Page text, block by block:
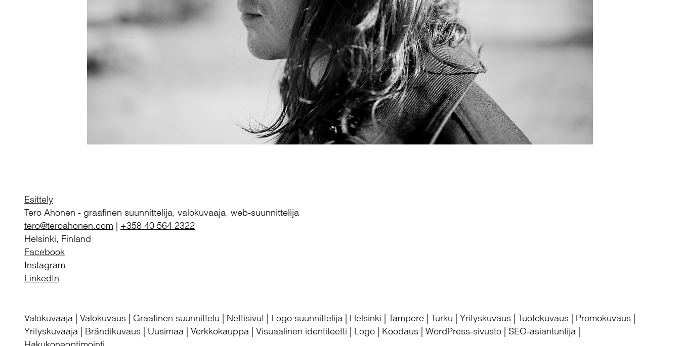
Esittely
Tero Ahonen - graafinen suunnittelija, valokuvaaja, web-suunnittelija
tero@teroahonen.com | +358 40 564 2322
Helsinki, Finland
Facebook
Instagram
LinkedIn
Valokuvaaja | Valokuvaus | Graafinen suunnittelu | Nettisivut | Logo suunnittelija | Helsinki | Tampere | Turku | Yrityskuvaus | Tuotekuvaus | Promokuvaus |
Yrityskuvaaja | Brändikuvaus | Uusimaa | Verkkokauppa | Visuaalinen identiteetti | Logo | Koodaus | WordPress-sivusto | SEO-asiantuntija |